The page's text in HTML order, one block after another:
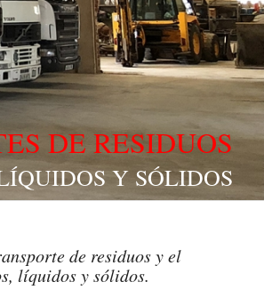
DE RESIDUOS
Y SÓLIDOS
de residuos y el
líquidos y sólidos.